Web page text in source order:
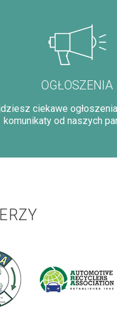
OGŁOSZENIA
ciekawe
komunikaty od naszych